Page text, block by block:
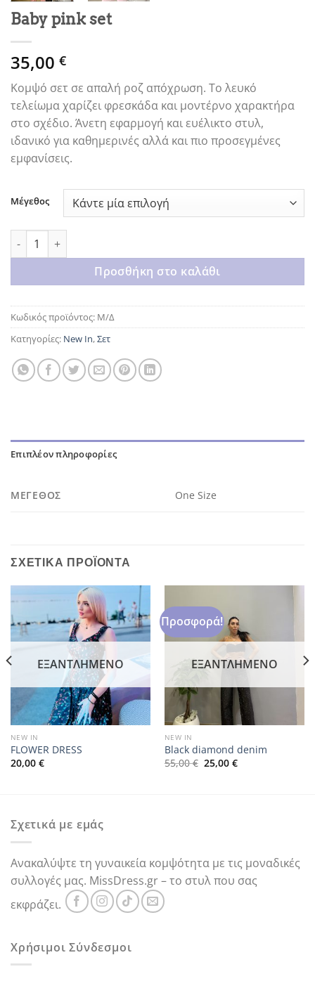
Baby pink set
35,00 €
Κομψό σετ σε απαλή ροζ απόχρωση. Το λευκό
τελείωμα χαρίζει φρεσκάδα και μοντέρνο χαρακτήρα
στο σχέδιο. Άνετη εφαρμογή και ευέλικτο στυλ,
ιδανικό για καθημερινές αλλά και πιο προσεγμένες
εμφανίσεις.
Μέγεθος
Baby pink set ποσότητα
Προσθήκη στο καλάθι
Κωδικός προϊόντος: Μ/Δ
Κατηγορίες: New In,Σετ
Επιπλέον πληροφορίες
ΜΈΓΕΘΟΣ One Size
ΣΧΕΤΙΚΆ ΠΡΟΪΌΝΤΑ
ΕΞΑΝΤΛΗΜΈΝΟ
NEW IN
FLOWER DRESS
20,00 €
Προσφορά!
ΕΞΑΝΤΛΗΜΈΝΟ
NEW IN
Black diamond denim
55,00€ Original
price
25,00 €Η
τρέχουσα
Σχετικά με εμάς
Ανακαλύψτε τη γυναικεία κομψότητα με τις μοναδικές
συλλογές μας. MissDress.gr – το στυλ που σας
εκφράζει.
Χρήσιμοι Σύνδεσμοι